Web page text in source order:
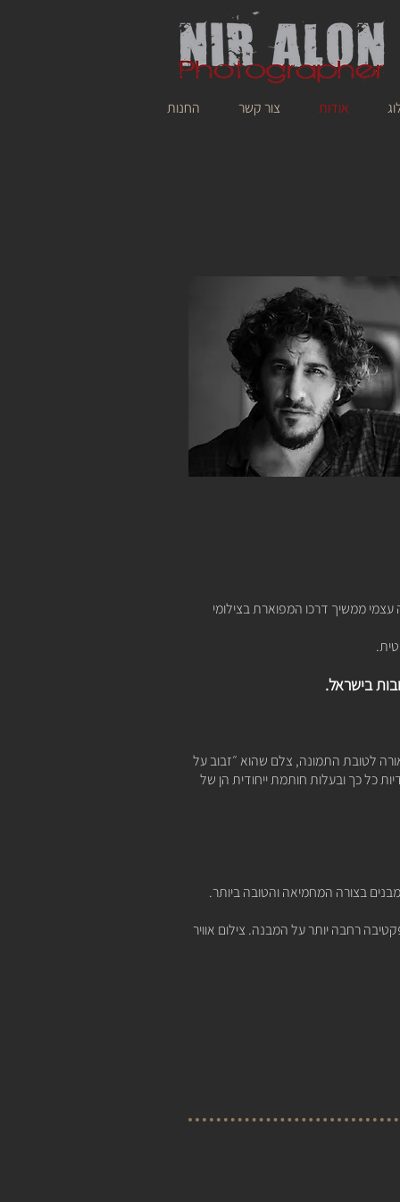
אודות צור קשר החנות
עצמי ממשיך דרכו המפוארת בצילומי
בישראל.
לטובת התמונה, צלם שהוא ״זבוב על
כל כך ובעלות חותמת ייחודית הן של
בצורה המחמיאה והטובה ביותר.
רחבה יותר על המבנה. צילום אוויר